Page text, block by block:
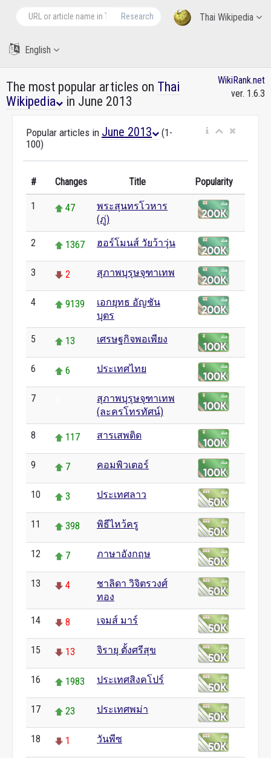
Thai Wikipedia
Research
English
The most popular articles on Thai
Wikipedia
in June 2013
WikiRank.net
ver. 1.6.3
Popular articles in June 2013
(1-
100)
# Changes Title Popularity
1 47
พระสุนทรโวหาร
(ภู่)
2 1367 ฮอร์โมนส์ วัยว้าวุ่น
3 2 สุภาพบุรุษจุฑาเทพ
4 9139
เอกยุทธ อัญชัน
บุตร
5 13 เศรษฐกิจพอเพียง
6 6 ประเทศไทย
7
สุภาพบุรุษจุฑาเทพ
(ละครโทรทัศน์)
8 117 สารเสพติด
9 7 คอมพิวเตอร์
10 3 ประเทศลาว
11 398 พิธีไหว้ครู
12 7 ภาษาอังกฤษ
13 4
ชาลิดา วิจิตรวงศ์
ทอง
14 8 เจมส์ มาร์
15 13 จิรายุ ตั้งศรีสุข
16 1983 ประเทศสิงคโปร์
17 23 ประเทศพม่า
18 1 วันพีซ